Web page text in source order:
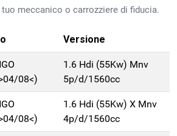
meccanico o carrozziere di fiducia.
Versione
08<)
1.6 Hdi (55Kw) Mnv
5p/d/1560cc
08<)
1.6 Hdi (55Kw) X Mnv
4p/d/1560cc